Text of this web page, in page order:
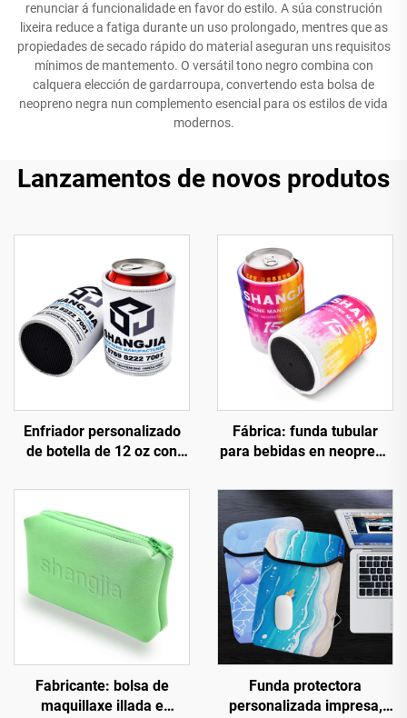
renunciar á funcionalidade en favor do estilo. A súa construción
lixeira reduce a fatiga durante un uso prolongado, mentres que as
propiedades de secado rápido do material aseguran uns requisitos
mínimos de mantemento. O versátil tono negro combina con
calquera elección de gardarroupa, convertendo esta bolsa de
neopreno negra nun complemento esencial para os estilos de vida
modernos.
Lanzamentos de novos produtos
Enfriador personalizado
de botella de 12 oz con
funda en neopreno en
branco para sublimación,
funda estreita para
cerveza, soporte para lata
(stubby holder), soportes
para stubbies
Fábrica: funda tubular
para bebidas en neopreno
sublimación, soporte para
«stubbies» e funda
refrescante para latas de
cerveza con logotipo OEM,
portátil e impermeable
Fabricante: bolsa de
maquillaxe illada e
Funda protectora
personalizada impresa,